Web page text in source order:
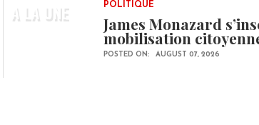
A LA UNE POLITIQUE
James Monazard
mobilisation
POSTED ON: AUGUST 07, 2026